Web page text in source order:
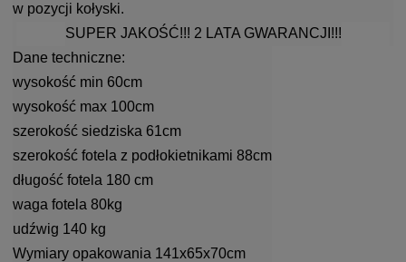
w pozycji kołyski.
SUPER JAKOŚĆ!!! 2 LATA GWARANCJI!!!
Dane techniczne:
wysokość min 60cm
wysokość max 100cm
szerokość siedziska 61cm
szerokość fotela z podłokietnikami 88cm
długość fotela 180 cm
waga fotela 80kg
udźwig 140 kg
Wymiary opakowania 141x65x70cm